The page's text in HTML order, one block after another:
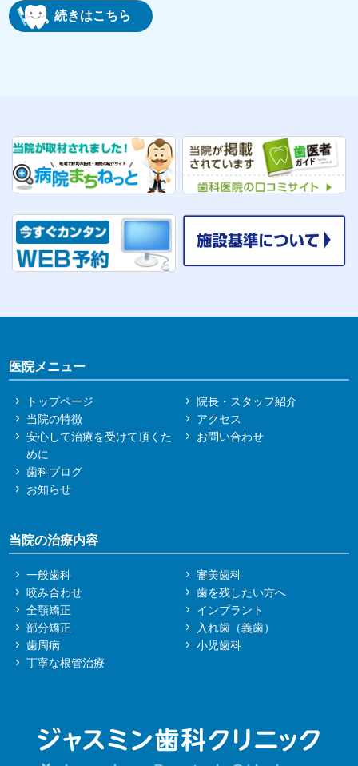
続きはこちら
医院メニュー
トップページ
当院の特徴
安心して治療を受けて頂くた
めに
歯科ブログ
お知らせ
院長・スタッフ紹介
アクセス
お問い合わせ
当院の治療内容
一般歯科
咬み合わせ
全顎矯正
部分矯正
歯周病
丁寧な根管治療
審美歯科
歯を残したい方へ
インプラント
入れ歯（義歯）
小児歯科